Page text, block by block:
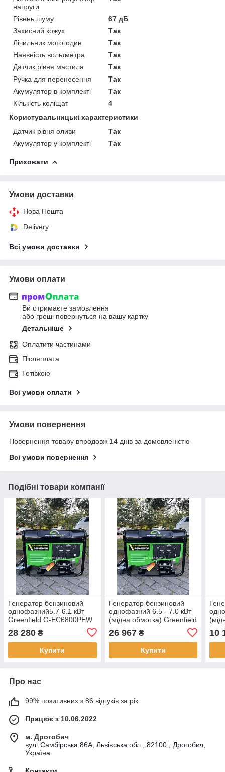
напруги
Рівень шуму
67 дБ
Захисний кожух
Так
Лічильник мотогодин
Так
Наявність вольтметра
Так
Датчик рівня мастила
Так
Ручка для перенесення
Так
Акумулятор в комплекті
Так
Кількість коліщат
4
Користувальницькі характеристики
Датчик рівня оливи
Так
Акумулятор у комплекті
Так
Приховати
Умови доставки
Нова Пошта
Delivery
Всі умови доставки
Умови оплати
Ви отримаєте замовлення
або гроші повернуться на вашу картку
Детальніше
Оплатити частинами
Післяплата
Готівкою
Всі умови оплати
Умови повернення
Повернення товару впродовж 14 днів за домовленістю
Всі умови повернення
Подібні товари компанії
Генератор бензиновий
однофазний5.7-6.1 кВт
Greenfield G-EC6800PEW
Електрогенератор
28 280 ₴
Купити
Генератор бензиновий
однофазний 6.5 - 7.0 кВт
(мідна обмотка) Greenfield
Електростанція
Електрогенератор
26 967₴
Купити
10
Про нас
99% позитивних з 86 відгуків за рік
Працює з 10.06.2022
м. Дрогобич
вул. Самбірська 86А, Львівська обл., 82100 , Дрогобич,
Україна